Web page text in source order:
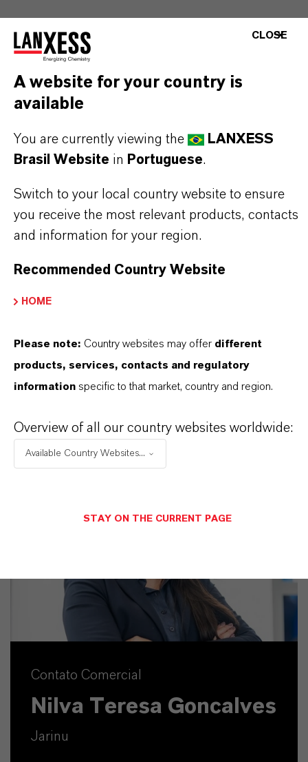
de produto
de entrega
(Número CAS)
37-5
APLICATIVOS DE PRODUTOS
SINÔNIMOS DO PRODUTO
Contato Comercial
Nilva Teresa Goncalves
Jarinu
CLOSE
A website for your country is
available
You are currently viewing the
LANXESS
Brasil Website in Portuguese.
Switch to your local country website to ensure
you receive the most relevant products, contacts
and information for your region.
Recommended Country Website
HOME
Please note: Country websites may offer different
products, services, contacts and regulatory
information specific to that market, country and region.
Overview of all our country websites worldwide:
Available Country Websites...
STAY ON THE CURRENT PAGE